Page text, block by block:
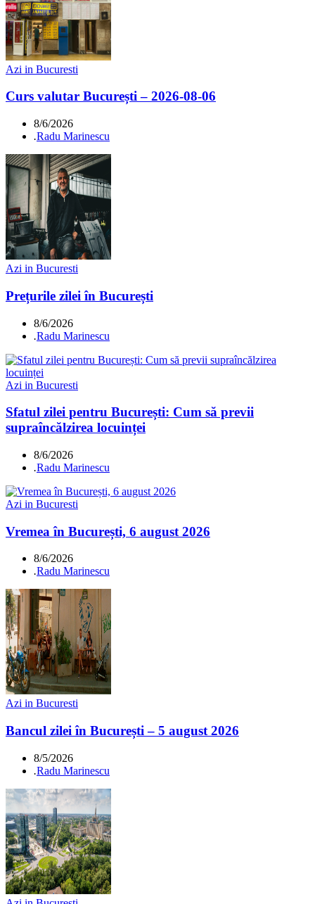
Azi in Bucuresti
Curs valutar București – 2026-08-06
8/6/2026
.Radu Marinescu
Azi in Bucuresti
Prețurile zilei în București
8/6/2026
.Radu Marinescu
Azi in Bucuresti
Sfatul zilei pentru București: Cum să previi
supraîncălzirea locuinței
8/6/2026
.Radu Marinescu
Azi in Bucuresti
Vremea în București, 6 august 2026
8/6/2026
.Radu Marinescu
Azi in Bucuresti
Bancul zilei în București – 5 august 2026
8/5/2026
.Radu Marinescu